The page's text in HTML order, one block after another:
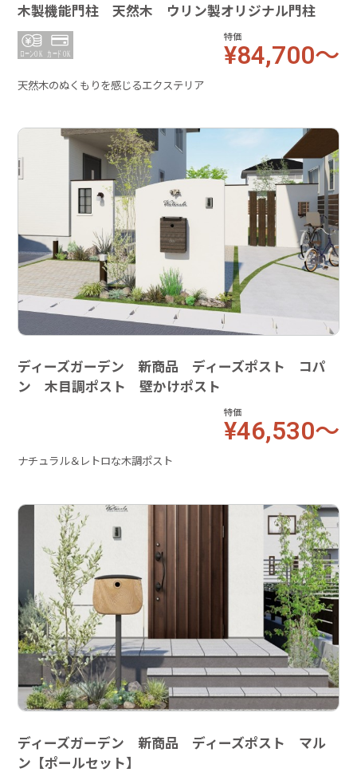
木製機能門柱 天然木 ウリン製オリジナル門柱
特価
¥84,700～
天然木のぬくもりを感じるエクステリア
ディーズガーデン 新商品 ディーズポスト コパ
ン 木目調ポスト 壁かけポスト
特価
¥46,530～
ナチュラル＆レトロな木調ポスト
ディーズガーデン 新商品 ディーズポスト マル
ン【ポールセット】